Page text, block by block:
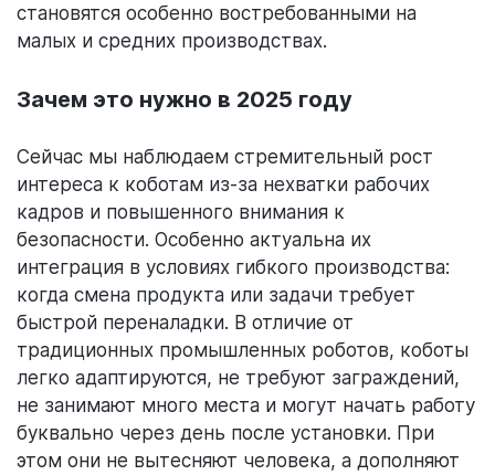
становятся особенно востребованными на
малых и средних производствах.
Зачем это нужно в 2025 году
Сейчас мы наблюдаем стремительный рост
интереса к коботам из-за нехватки рабочих
кадров и повышенного внимания к
безопасности. Особенно актуальна их
интеграция в условиях гибкого производства:
когда смена продукта или задачи требует
быстрой переналадки. В отличие от
традиционных промышленных роботов, коботы
легко адаптируются, не требуют заграждений,
не занимают много места и могут начать работу
буквально через день после установки. При
этом они не вытесняют человека, а дополняют